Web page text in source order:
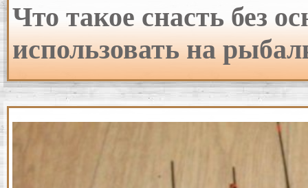
Что такое снасть без
использовать на